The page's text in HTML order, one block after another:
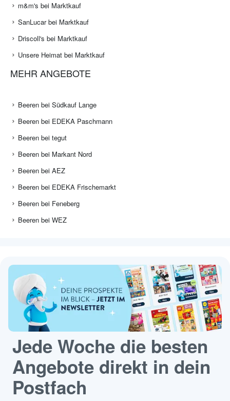
m&m's bei Marktkauf
SanLucar bei Marktkauf
Driscoll's bei Marktkauf
Unsere Heimat bei Marktkauf
MEHR ANGEBOTE
Beeren bei Südkauf Lange
Beeren bei EDEKA Paschmann
Beeren bei tegut
Beeren bei Markant Nord
Beeren bei AEZ
Beeren bei EDEKA Frischemarkt
Beeren bei Feneberg
Beeren bei WEZ
Jede Woche die besten
Angebote direkt in dein
Postfach